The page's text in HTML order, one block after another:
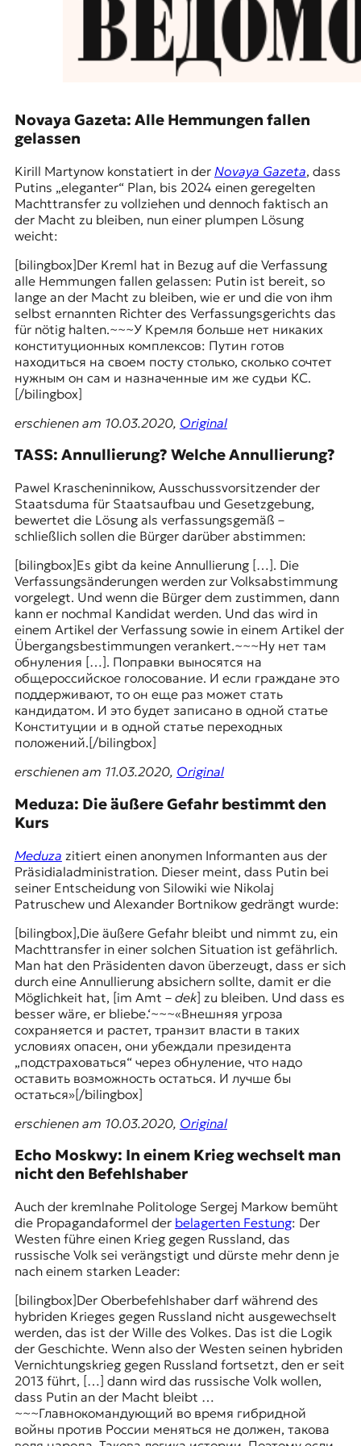
Novaya Gazeta: Alle Hemmungen fallen
gelassen
Kirill Martynow konstatiert in der Novaya Gazeta, dass
Putins „eleganter“ Plan, bis 2024 einen geregelten
Machttransfer zu vollziehen und dennoch faktisch an
der Macht zu bleiben, nun einer plumpen Lösung
weicht:
[bilingbox]Der Kreml hat in Bezug auf die Verfassung
alle Hemmungen fallen gelassen: Putin ist bereit, so
lange an der Macht zu bleiben, wie er und die von ihm
selbst ernannten Richter des Verfassungsgerichts das
für nötig halten.~~~У Кремля больше нет никаких
конституционных комплексов: Путин готов
находиться на своем посту столько, сколько сочтет
нужным он сам и назначенные им же судьи КС.
[/bilingbox]
erschienen am 10.03.2020, Original
TASS: Annullierung? Welche Annullierung?
Pawel Krascheninnikow, Ausschussvorsitzender der
Staatsduma für Staatsaufbau und Gesetzgebung,
bewertet die Lösung als verfassungsgemäß –
schließlich sollen die Bürger darüber abstimmen:
[bilingbox]Es gibt da keine Annullierung […]. Die
Verfassungsänderungen werden zur Volksabstimmung
vorgelegt. Und wenn die Bürger dem zustimmen, dann
kann er nochmal Kandidat werden. Und das wird in
einem Artikel der Verfassung sowie in einem Artikel der
Übergangsbestimmungen verankert.~~~Ну нет там
обнуления […]. Поправки выносятся на
общероссийское голосование. И если граждане это
поддерживают, то он еще раз может стать
кандидатом. И это будет записано в одной статье
Конституции и в одной статье переходных
положений.[/bilingbox]
erschienen am 11.03.2020, Original
Meduza: Die äußere Gefahr bestimmt den
Kurs
Meduza zitiert einen anonymen Informanten aus der
Präsidialadministration. Dieser meint, dass Putin bei
seiner Entscheidung von Silowiki wie Nikolaj
Patruschew und Alexander Bortnikow gedrängt wurde:
[bilingbox]‚Die äußere Gefahr bleibt und nimmt zu, ein
Machttransfer in einer solchen Situation ist gefährlich.
Man hat den Präsidenten davon überzeugt, dass er sich
durch eine Annullierung absichern sollte, damit er die
Möglichkeit hat, [im Amt – dek] zu bleiben. Und dass es
besser wäre, er bliebe.‘~~~«Внешняя угроза
сохраняется и растет, транзит власти в таких
условиях опасен, они убеждали президента
„подстраховаться“ через обнуление, что надо
оставить возможность остаться. И лучше бы
остаться»[/bilingbox]
erschienen am 10.03.2020, Original
Echo Moskwy: In einem Krieg wechselt man
nicht den Befehlshaber
Auch der kremlnahe Politologe Sergej Markow bemüht
die Propagandaformel der belagerten Festung: Der
Westen führe einen Krieg gegen Russland, das
russische Volk sei verängstigt und dürste mehr denn je
nach einem starken Leader:
[bilingbox]Der Oberbefehlshaberdarf während des
hybriden Krieges gegen Russland nicht ausgewechselt
werden, das ist der Wille des Volkes. Das ist die Logik
der Geschichte. Wenn also der Westen seinen hybriden
Vernichtungskrieg gegen Russland fortsetzt, den er seit
2013 führt, […] dann wird das russische Volk wollen,
dass Putin an der Macht bleibt …
~~~Главнокомандующий во время гибридной
войны против России меняться не должен, такова